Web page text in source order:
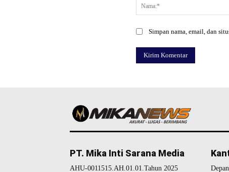
Simpan nama, email, dan
PT. Mika Inti Sarana Media
AHU-0011515.AH.01.01.Tahun 2025